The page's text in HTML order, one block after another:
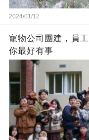
2024/01/12
寵物公司團建，員
你最好有事